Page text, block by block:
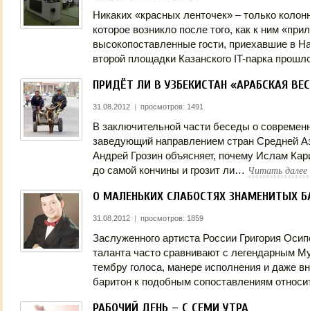
Никаких «красных ленточек» – только
которое возникло после того, как к ним
высокопоставленные гости, приехавшие в
второй площадки Казанского IT-парка
ПРИДЁТ ЛИ В УЗБЕКИСТАН «АРАБСКАЯ
31.08.2012 | просмотров: 1491
В заключительной части беседы о
заведующий направлением стран Средней
Андрей Грозин объясняет, почему Ислам
до самой кончины и грозит ли… Читать далее
О МАЛЕНЬКИХ СЛАБОСТЯХ ЗНАМЕНИТЫХ
31.08.2012 | просмотров: 1859
Заслуженного артиста России Григория
таланта часто сравнивают с легендарным
тембру голоса, манере исполнения и даже
баритон к подобным сопоставлениям
РАБОЧИЙ ДЕНЬ – С СЕМИ УТРА